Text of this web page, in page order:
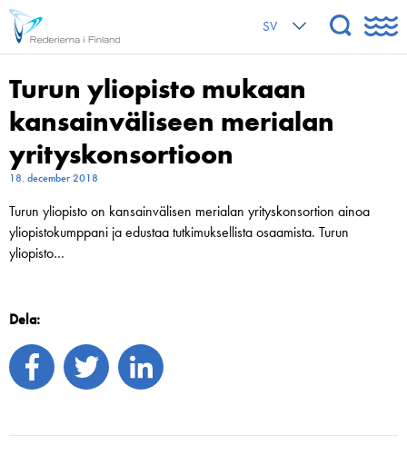
SV
Turun yliopisto mukaan
kansainväliseen merialan
yrityskonsortioon
18. december 2018
Turun yliopisto on kansainvälisen merialan yrityskonsortion ainoa
yliopistokumppani ja edustaa tutkimuksellista osaamista. Turun
yliopisto…
Dela: